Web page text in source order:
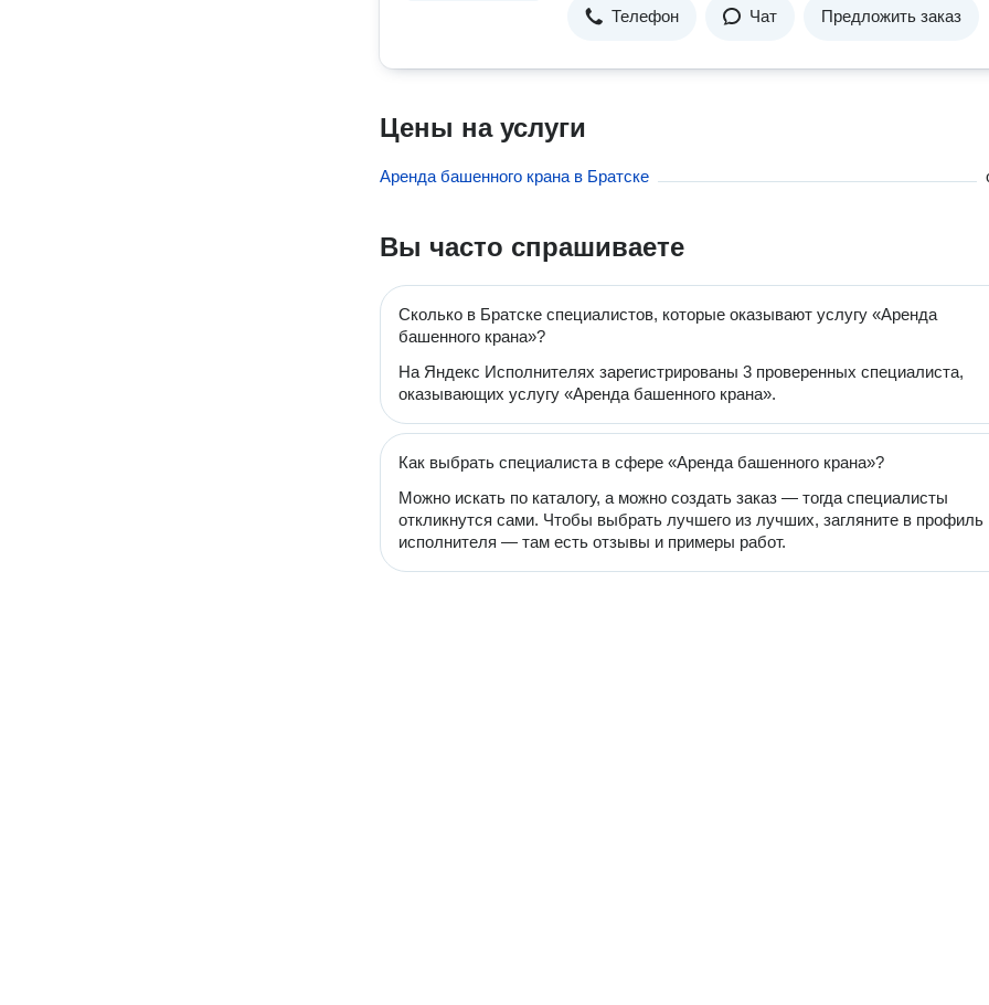
Телефон Чат Предложить заказ
Цены на услуги
Аренда башенного крана в Братске
Вы часто спрашиваете
Сколько в Братске специалистов, которые оказывают услугу «Аренда
башенного крана»?
На Яндекс Исполнителях зарегистрированы 3 проверенных специалиста,
оказывающих услугу «Аренда башенного крана».
Как выбрать специалиста в сфере «Аренда башенного крана»?
Можно искать по каталогу, а можно создать заказ — тогда специалисты
откликнутся сами. Чтобы выбрать лучшего из лучших, загляните в профиль
исполнителя — там есть отзывы и примеры работ.